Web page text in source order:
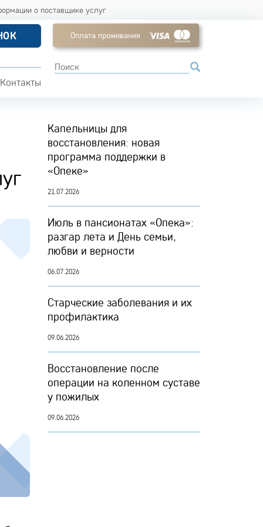
о поставщике услуг
Контакты
Оплата проживания
Капельницы для
восстановления: новая
программа поддержки в
«Опеке»
21.07.2026
Июль в пансионатах «Опека»:
разгар лета и День семьи,
любви и верности
06.07.2026
Старческие заболевания и их
профилактика
09.06.2026
Восстановление после
операции на коленном суставе
у пожилых
09.06.2026